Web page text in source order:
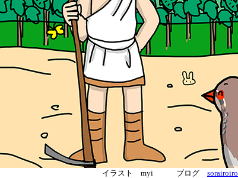
イラスト myi ブログ sorairoiro